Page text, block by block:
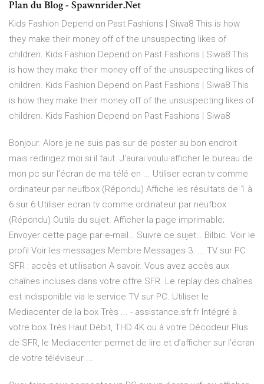
Plan du Blog - Spawnrider.Net
Kids Fashion Depend on Past Fashions | Siwa8 This is how
they make their money off of the unsuspecting likes of
children. Kids Fashion Depend on Past Fashions | Siwa8 This
is how they make their money off of the unsuspecting likes of
children. Kids Fashion Depend on Past Fashions | Siwa8 This
is how they make their money off of the unsuspecting likes of
children. Kids Fashion Depend on Past Fashions | Siwa8
Bonjour. Alors je ne suis pas sur de poster au bon endroit
mais redirigez moi si il faut. J'aurai voulu afficher le bureau de
mon pc sur l'écran de ma télé en ... Utiliser ecran tv comme
ordinateur par neufbox (Répondu) Affiche les résultats de 1 à
6 sur 6 Utiliser ecran tv comme ordinateur par neufbox
(Répondu) Outils du sujet. Afficher la page imprimable;
Envoyer cette page par e-mail… Suivre ce sujet… Bilbic. Voir le
profil Voir les messages Membre Messages 3. ... TV sur PC
SFR : accès et utilisation A savoir. Vous avez accès aux
chaînes incluses dans votre offre SFR. Le replay des chaînes
est indisponible via le service TV sur PC. Utiliser le
Mediacenter de la box Très ... - assistance.sfr.fr Intégré à
votre box Très Haut Débit, THD 4K ou à votre Décodeur Plus
de SFR, le Mediacenter permet de lire et d’afficher sur l’écran
de votre téléviseur ...